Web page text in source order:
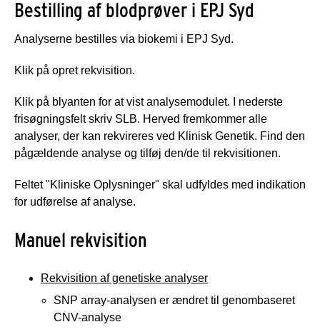
Bestilling af blodprøver i EPJ Syd
Analyserne bestilles via biokemi i EPJ Syd.
Klik på opret rekvisition.
Klik på blyanten for at vist analysemodulet. I nederste
frisøgningsfelt skriv SLB. Herved fremkommer alle
analyser, der kan rekvireres ved Klinisk Genetik. Find den
pågældende analyse og tilføj den/de til rekvisitionen.
Feltet "Kliniske Oplysninger" skal udfyldes med indikation
for udførelse af analyse.
Manuel rekvisition
Rekvisition af genetiske analyser
SNP array-analysen er ændret til genombaseret
CNV-analyse